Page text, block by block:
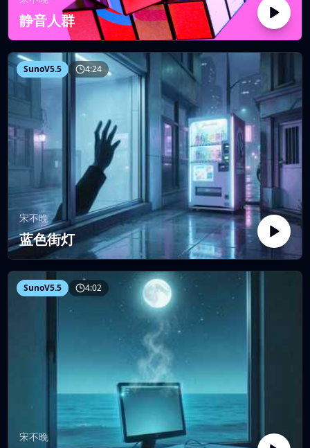
静音人群
SunoV5.5 4:24
宋不晚
蓝色街灯
SunoV5.5 4:02
宋不晚